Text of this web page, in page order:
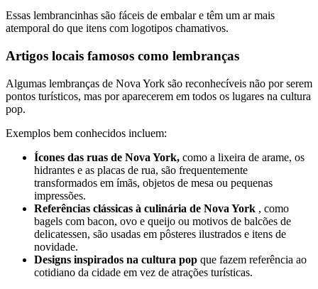
Essas lembrancinhas são fáceis de embalar e têm um ar mais
atemporal do que itens com logotipos chamativos.
Artigos locais famosos como lembranças
Algumas lembranças de Nova York são reconhecíveis não por serem
pontos turísticos, mas por aparecerem em todos os lugares na cultura
pop.
Exemplos bem conhecidos incluem:
Ícones das ruas de Nova York, como a lixeira de arame, os
hidrantes e as placas de rua, são frequentemente
transformados em ímãs, objetos de mesa ou pequenas
impressões.
Referências clássicas à culinária de Nova York , como
bagels com bacon, ovo e queijo ou motivos de balcões de
delicatessen, são usadas em pôsteres ilustrados e itens de
novidade.
Designs inspirados na cultura pop que fazem referência ao
cotidiano da cidade em vez de atrações turísticas.